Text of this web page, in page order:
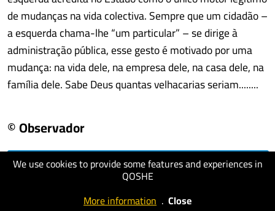
We use cookies to provide some features and experiences in
QOSHE
More information . Close
de mudanças na vida colectiva. Sempre que um cidadão –
a esquerda chama-lhe “um particular” – se dirige à
administração pública, esse gesto é motivado por uma
mudança: na vida dele, na empresa dele, na casa dele, na
família dele. Sabe Deus quantas velhacarias seriam........
© Observador
visit website